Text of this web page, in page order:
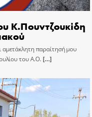
Κ.Πουντζουκίδη
παραίτησή μου
του Α.Ο.[…]